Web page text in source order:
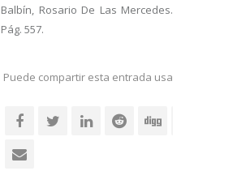
Balbín, Rosario De Las Mercedes.
Pág. 557.
Puede compartir esta entrada usando sus